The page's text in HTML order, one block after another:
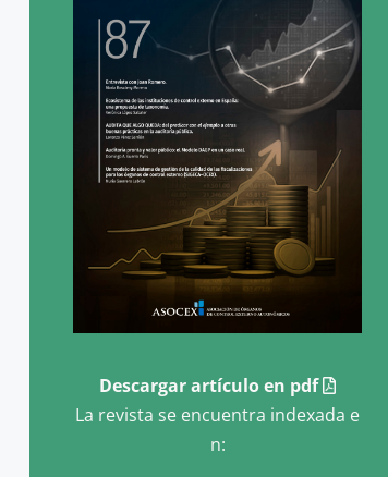
Descargar artículo en pdf
La revista se encuentra indexada e
n: